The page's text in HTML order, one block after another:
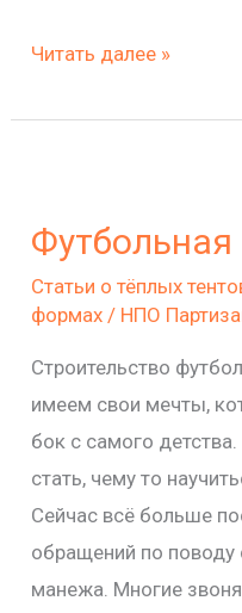
Читать далее »
Статьи о тёплых
формах / НПО
Строительство
имеем свои мечты,
бок с самого
стать, чему то
Сейчас всё больше
обращений по поводу
манежа. Многие